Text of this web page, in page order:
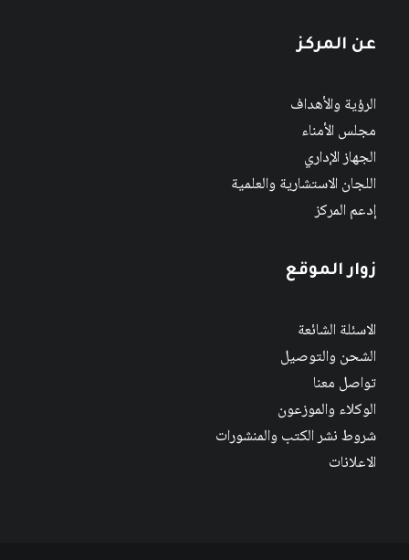
عن المركز
الرؤية والأهداف
مجلس الأمناء
الجهاز الإداري
اللجان الاستشارية والعلمية
إدعم المركز
زوار الموقع
الاسئلة الشائعة
الشحن والتوصيل
تواصل معنا
الوكلاء والموزعون
شروط نشر الكتب والمنشورات
الاعلانات